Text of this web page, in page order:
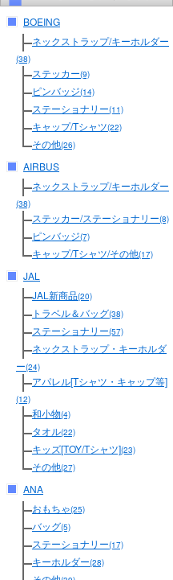
BOEING
ネックストラップ/キーホルダー
(38)
ステッカー(9)
ピンバッジ(14)
ステーショナリー(11)
キャップ/Tシャツ(22)
その他(26)
AIRBUS
ネックストラップ/キーホルダー
(38)
ステッカー/ステーショナリー(8)
ピンバッジ(7)
キャップ/Tシャツ/その他(17)
JAL
JAL新商品(20)
トラベル＆バッグ(38)
ステーショナリー(57)
ネックストラップ・キーホルダ
ー(24)
アパレル[Tシャツ・キャップ等]
(12)
和小物(4)
タオル(22)
キッズ[TOY/Tシャツ](23)
その他(27)
ANA
おもちゃ(25)
バッグ(5)
ステーショナリー(17)
キーホルダー(28)